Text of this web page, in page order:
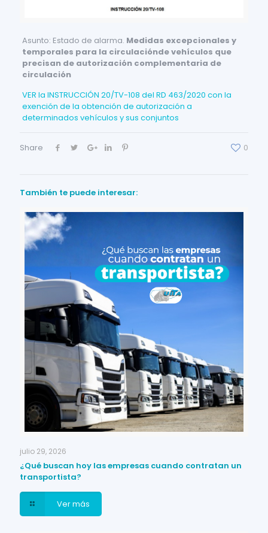
Asunto: Estado de alarma. Medidas excepcionales y
temporales para la circulaciónde vehículos que
precisan de autorización complementaria de
circulación
VER la INSTRUCCIÓN 20/TV-108 del RD 463/2020 con la
exención de la obtención de autorización a
determinados vehículos y sus conjuntos
Share 0
También te puede interesar:
julio 29, 2026
¿Qué buscan hoy las empresas cuando contratan un
transportista?
Ver más